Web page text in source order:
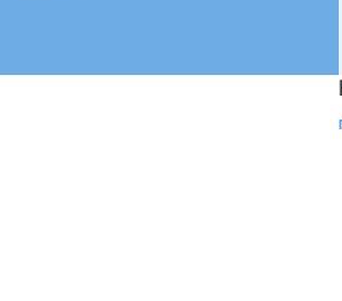
Национальные проекты России